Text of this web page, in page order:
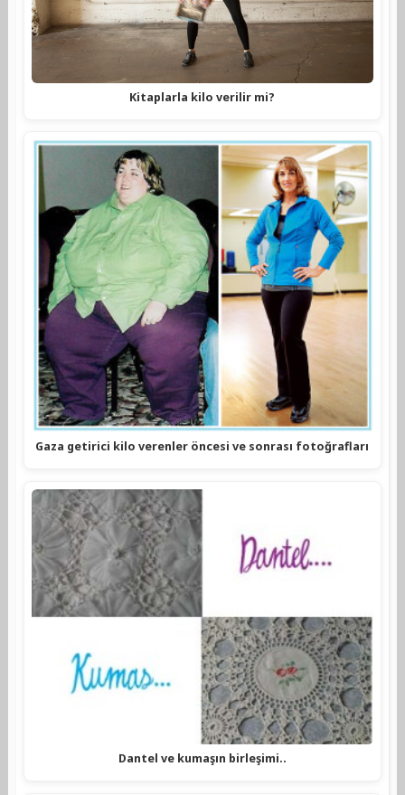
Kitaplarla kilo verilir mi?
Gaza getirici kilo verenler öncesi ve sonrası fotoğrafları
Dantel ve kumaşın birleşimi..